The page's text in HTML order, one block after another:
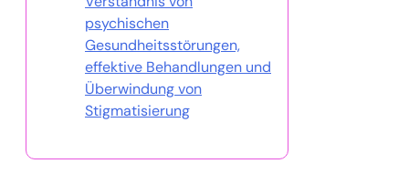
psychischen
Gesundheitsstörungen,
effektive Behandlungen und
Überwindung von
Stigmatisierung